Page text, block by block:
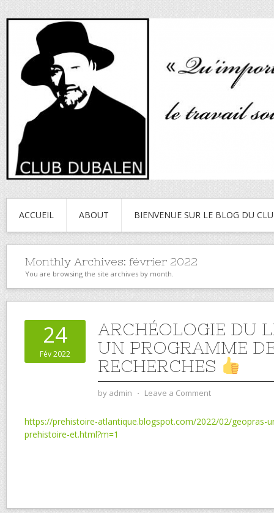
ACCUEIL ABOUT BIENVENUE SUR LE BLOG DU
Monthly Archives: février 2022
You are browsing the site archives by month.
24
Fév 2022
ARCHÉOLOGIE DU
UN PROGRAMME
RECHERCHES
by admin ⋅ Leave a Comment
https://prehistoire-atlantique.blogspot.com/2022/02/geopras-
prehistoire-et.html?m=1